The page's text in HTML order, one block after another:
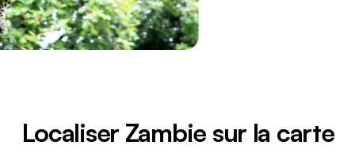
Localiser Zambie sur la carte